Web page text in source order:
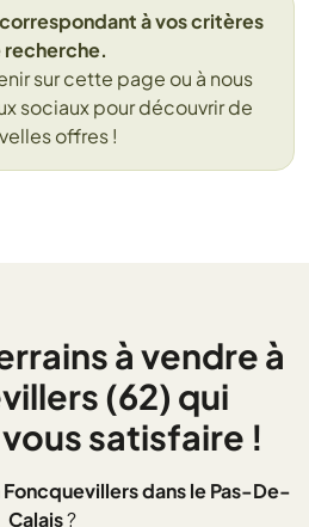
à vos critères
recherche.
sur cette page ou à nous
sociaux pour découvrir de
offres !
à vendre à
(62) qui
satisfaire !
dans le Pas-De-
Calais?